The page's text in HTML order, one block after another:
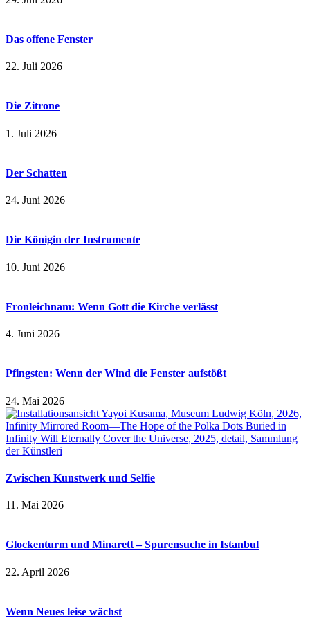
Das offene Fenster
22. Juli 2026
Die Zitrone
1. Juli 2026
Der Schatten
24. Juni 2026
Die Königin der Instrumente
10. Juni 2026
Fronleichnam: Wenn Gott die Kirche verlässt
4. Juni 2026
Pfingsten: Wenn der Wind die Fenster aufstößt
24. Mai 2026
Zwischen Kunstwerk und Selfie
11. Mai 2026
Glockenturm und Minarett – Spurensuche in Istanbul
22. April 2026
Wenn Neues leise wächst